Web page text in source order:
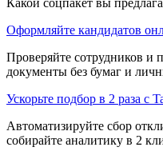
Оформляйте кандидатов
Проверяйте сотрудников и
документы без бумаг и
Ускорьте подбор в 2 раза с
Автоматизируйте сбор
собирайте аналитику в 2